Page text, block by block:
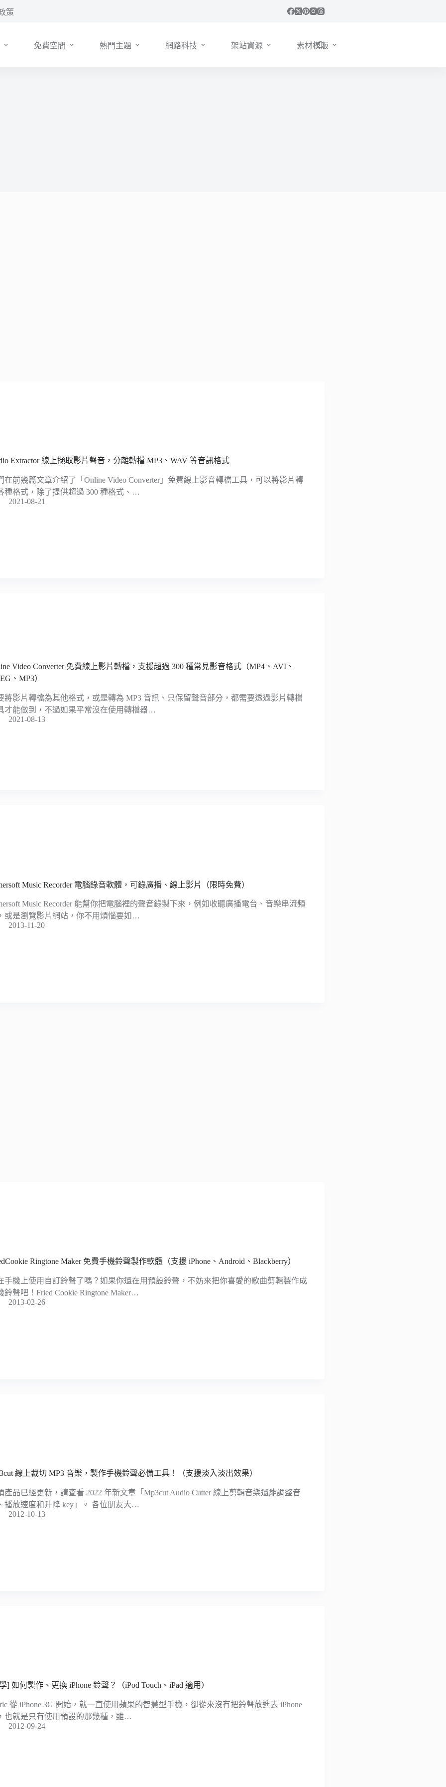
策
免費空間 熱門主題 網路科技 架站資源 素材模版
Extractor 線上擷取影片聲音，分離轉檔 MP3、WAV 等音訊格式
在前幾篇文章介紹了「Online Video Converter」免費線上影音轉檔工具，可以將影片轉
種格式，除了提供超過 300 種格式、…
2021-08-21
Video Converter 免費線上影片轉檔，支援超過 300 種常見影音格式（MP4、AVI、
、MP3）
將影片轉檔為其他格式，或是轉為 MP3 音訊、只保留聲音部分，都需要透過影片轉檔
才能做到，不過如果平常沒在使用轉檔器…
2021-08-13
Music Recorder 電腦錄音軟體，可錄廣播、線上影片（限時免費）
Music Recorder 能幫你把電腦裡的聲音錄製下來，例如收聽廣播電台、音樂串流頻
或是瀏覽影片網站，你不用煩惱要如…
2013-11-20
Ringtone Maker 免費手機鈴聲製作軟體（支援 iPhone、Android、Blackberry）
手機上使用自訂鈴聲了嗎？如果你還在用預設鈴聲，不妨來把你喜愛的歌曲剪輯製作成
鈴聲吧！Fried Cookie Ringtone Maker…
2013-02-26
線上裁切 MP3 音樂，製作手機鈴聲必備工具！（支援淡入淡出效果）
產品已經更新，請查看 2022 年新文章「Mp3cut Audio Cutter 線上剪輯音樂還能調整音
播放速度和升降 key」。 各位朋友大…
2012-10-13
] 如何製作、更換 iPhone 鈴聲？（iPod Touch、iPad 適用）
從 iPhone 3G 開始，就一直使用蘋果的智慧型手機，卻從來沒有把鈴聲放進去 iPhone
也就是只有使用預設的那幾種，雖…
2012-09-24